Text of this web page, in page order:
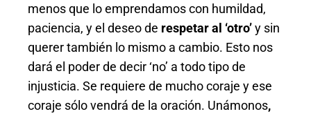
menos que lo emprendamos con humildad,
paciencia, y el deseo de respetar al ‘otro’y sin
querer también lo mismo a cambio. Esto nos
dará el poder de decir ‘no’ a todo tipo de
injusticia. Se requiere de mucho coraje y ese
coraje sólo vendrá de la oración. Unámonos,